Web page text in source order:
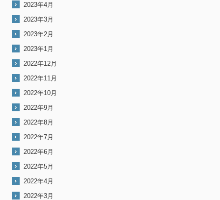
2023年4月
2023年3月
2023年2月
2023年1月
2022年12月
2022年11月
2022年10月
2022年9月
2022年8月
2022年7月
2022年6月
2022年5月
2022年4月
2022年3月